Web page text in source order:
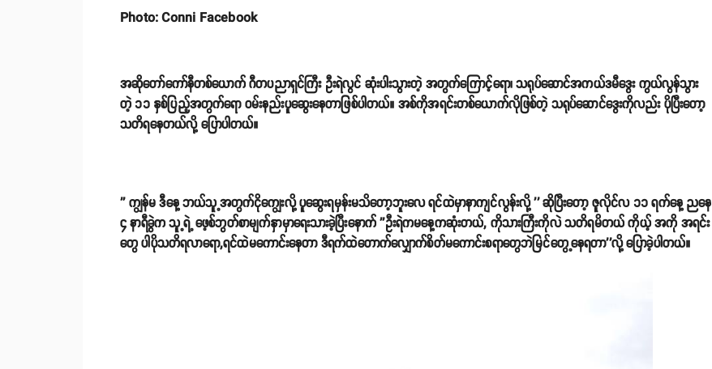
Photo: Conni Facebook
အဆိုတော်ကော်နီတစ်ယောက် ဂီတပညာရှင်ကြီး ဦးရဲလွင် ဆုံးပါးသွားတဲ့ အတွက်ကြောင့်ရော၊ သရုပ်ဆောင်အကယ်ဒမီဒွေး ကွယ်လွန်သွား
တဲ့ ၁၁ နှစ်ပြည့်အတွက်ရော ဝမ်းနည်းပူဆွေးနေတာဖြစ်ပါတယ်။ အစ်ကိုအရင်းတစ်ယောက်လိုဖြစ်တဲ့ သရုပ်ဆောင်ဒွေးကိုလည်း ပိုပြီးတော့
သတိရနေတယ်လို့ ပြောပါတယ်။
'' ကျွန်မ ဒီနေ့ ဘယ်သူ့အတွက်ငိုကျွေးလို့ ပူဆွေးရမှန်းမသိတော့ဘူးလေ ရင်ထဲမှာနာကျင်လွန်းလို့ '' ဆိုပြီးတော့ ဇူလိုင်လ ၁၁ ရက်နေ့ ညနေ
၄ နာရီခွဲက သူ့ရဲ့ ဖေ့စ်ဘွတ်စာမျက်နှာမှာရေးသားခဲ့ပြီးနောက် ''ဦးရဲကမနေ့ကဆုံးတယ်, ကိုသားကြီးကိုလဲ သတိရမိတယ် ကိုယ့် အကို အရင်း
တွေ ပါပိုသတိရလာရော,ရင်ထဲမကောင်းနေတာ ဒီရက်ထဲတောက်လျှောက်စိတ်မကောင်းစရာတွေဘဲမြင်တွေ့နေရတာ''လို့ ပြောခဲ့ပါတယ်။